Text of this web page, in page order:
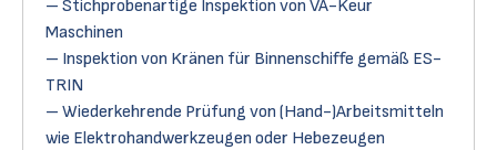
– Stichprobenartige Inspektion von VA-Keur
Maschinen
– Inspektion von Kränen für Binnenschiffe gemäß ES-
TRIN
– Wiederkehrende Prüfung von (Hand-)Arbeitsmitteln
wie Elektrohandwerkzeugen oder Hebezeugen